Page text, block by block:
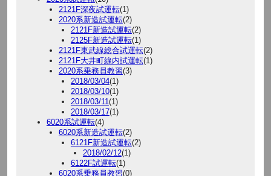
2121F深夜試運転(1)
2020系新造試運転(2)
2121F新造試運転(2)
2125F新造試運転(1)
2121F東武線総合試運転(2)
2121F大井町線内試運転(1)
2020系乗務員教習(3)
2018/03/04(1)
2018/03/10(1)
2018/03/11(1)
2018/03/17(1)
6020系試運転(4)
6020系新造試運転(2)
6121F新造試運転(2)
2018/02/12(1)
6122F試運転(1)
6020系乗務員教習(0)